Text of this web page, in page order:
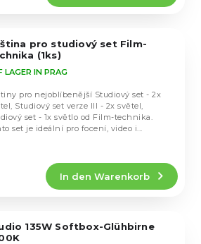
pro studiový set Film-
(1ks)
LAGER IN PRAG
In den Warenkorb
pro nejoblíbenější Studiový set - 2x
Studiový set verze III - 2x světel,
set - 1x světlo od Film-technika.
set je ideální pro focení, video i...
135W Softbox-Glühbirne